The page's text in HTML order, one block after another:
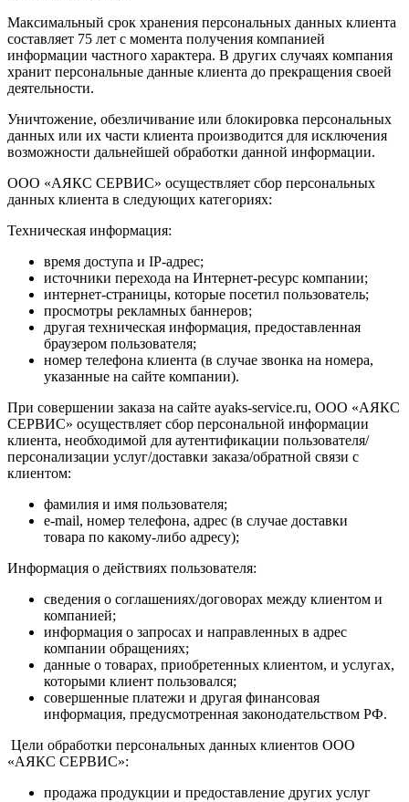
Максимальный срок хранения персональных данных клиента
составляет 75 лет с момента получения компанией
информации частного характера. В других случаях компания
хранит персональные данные клиента до прекращения своей
деятельности.
Уничтожение, обезличивание или блокировка персональных
данных или их части клиента производится для исключения
возможности дальнейшей обработки данной информации.
ООО «АЯКС СЕРВИС» осуществляет сбор персональных
данных клиента в следующих категориях:
Техническая информация:
время доступа и IP-адрес;
источники перехода на Интернет-ресурс компании;
интернет-страницы, которые посетил пользователь;
просмотры рекламных баннеров;
другая техническая информация, предоставленная
браузером пользователя;
номер телефона клиента (в случае звонка на номера,
указанные на сайте компании).
При совершении заказа на сайте ayaks-service.ru, ООО «АЯКС
СЕРВИС» осуществляет сбор персональной информации
клиента, необходимой для аутентификации пользователя/
персонализации услуг/доставки заказа/обратной связи с
клиентом:
фамилия и имя пользователя;
e-mail, номер телефона, адрес (в случае доставки
товара по какому-либо адресу);
Информация о действиях пользователя:
сведения о соглашениях/договорах между клиентом и
компанией;
информация о запросах и направленных в адрес
компании обращениях;
данные о товарах, приобретенных клиентом, и услугах,
которыми клиент пользовался;
совершенные платежи и другая финансовая
информация, предусмотренная законодательством РФ.
Цели обработки персональных данных клиентов ООО
«АЯКС СЕРВИС»:
продажа продукции и предоставление других услуг